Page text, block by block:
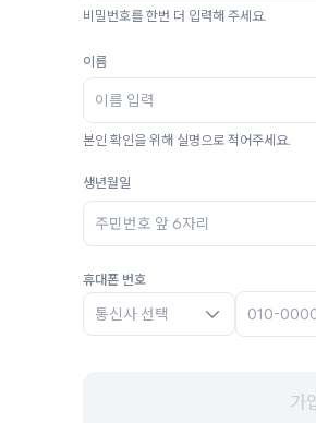
비밀번호를 한번 더 입력해 주세요.
이름
본인 확인을 위해 실명으로 적어주세요.
생년월일
휴대폰 번호
통신사 선택
가